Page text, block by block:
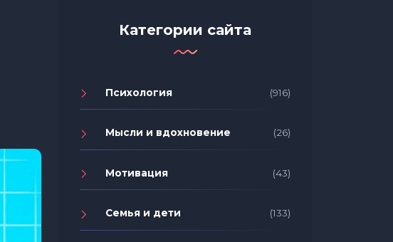
Категории сайта
Психология (916)
Мысли и вдохновение (26)
Мотивация (43)
Семья и дети (133)